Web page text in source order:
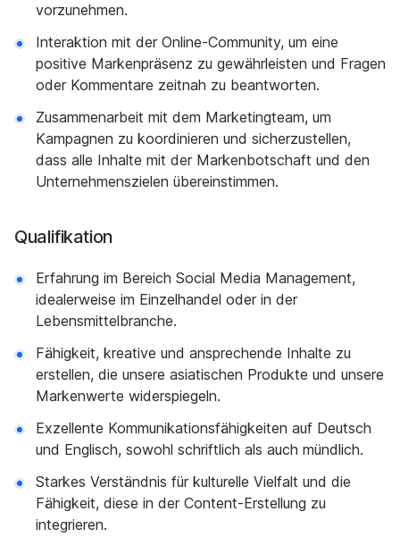
vorzunehmen.
Interaktion mit der Online-Community, um eine
positive Markenpräsenz zu gewährleisten und Fragen
oder Kommentare zeitnah zu beantworten.
Zusammenarbeit mit dem Marketingteam, um
Kampagnen zu koordinieren und sicherzustellen,
dass alle Inhalte mit der Markenbotschaft und den
Unternehmenszielen übereinstimmen.
Qualifikation
Erfahrung im Bereich Social Media Management,
idealerweise im Einzelhandel oder in der
Lebensmittelbranche.
Fähigkeit, kreative und ansprechende Inhalte zu
erstellen, die unsere asiatischen Produkte und unsere
Markenwerte widerspiegeln.
Exzellente Kommunikationsfähigkeiten auf Deutsch
und Englisch, sowohl schriftlich als auch mündlich.
Starkes Verständnis für kulturelle Vielfalt und die
Fähigkeit, diese in der Content-Erstellung zu
integrieren.